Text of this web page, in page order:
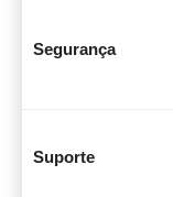
Segurança
Suporte